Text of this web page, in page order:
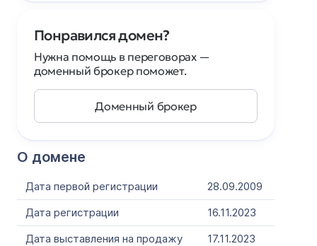
О домене
Дата первой регистрации
28.09.2009
Дата регистрации
16.11.2023
Дата выставления на продажу
17.11.2023
Понравился домен?
Нужна помощь в переговорах —
доменный брокер поможет.
Доменный брокер